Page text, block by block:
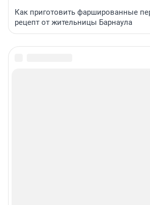
Как приготовить фаршированные
рецепт от жительницы Барнаула